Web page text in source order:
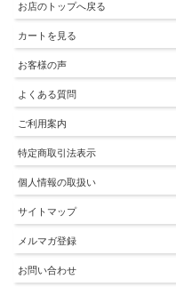
お店のトップへ戻る
カートを見る
お客様の声
よくある質問
ご利用案内
特定商取引法表示
個人情報の取扱い
サイトマップ
メルマガ登録
お問い合わせ